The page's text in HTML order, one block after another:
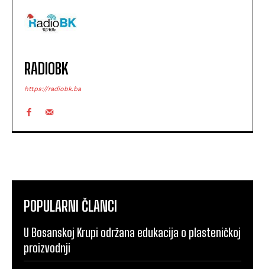
RADIOBK
https://radiobk.ba
POPULARNI ČLANCI
U Bosanskoj Krupi održana edukacija o plasteničkoj
proizvodnji